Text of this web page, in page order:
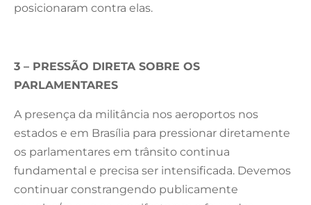
posicionaram contra elas.
3 – PRESSÃO DIRETA SOBRE OS
PARLAMENTARES
A presença da militância nos aeroportos nos
estados e em Brasília para pressionar diretamente
os parlamentares em trânsito continua
fundamental e precisa ser intensificada. Devemos
continuar constrangendo publicamente